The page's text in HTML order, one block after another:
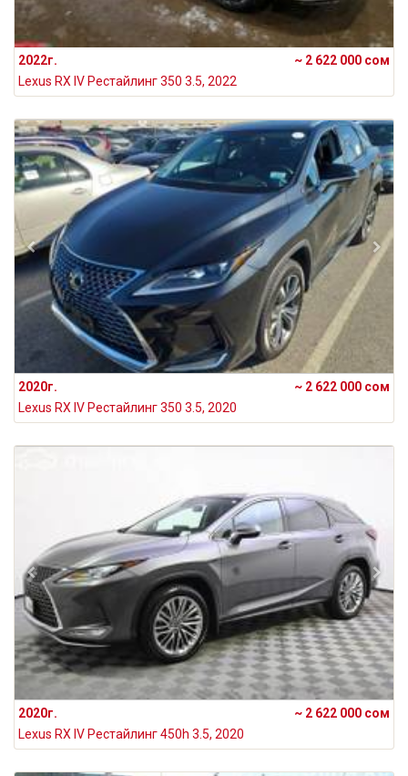
2022г.
~ 2 622 000 сом
Lexus RX IV Рестайлинг 350 3.5, 2022
2020г.
~ 2 622 000 сом
Lexus RX IV Рестайлинг 350 3.5, 2020
2020г.
~ 2 622 000 сом
Lexus RX IV Рестайлинг 450h 3.5, 2020